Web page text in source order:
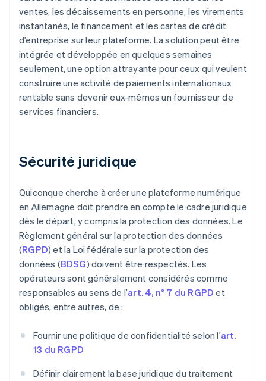
ventes, les décaissements en personne, les virements
instantanés, le financement et les cartes de crédit
d’entreprise sur leur plateforme. La solution peut être
intégrée et développée en quelques semaines
seulement, une option attrayante pour ceux qui veulent
construire une activité de paiements internationaux
rentable sans devenir eux-mêmes un fournisseur de
services financiers.
Sécurité juridique
Quiconque cherche à créer une plateforme numérique
en Allemagne doit prendre en compte le cadre juridique
dès le départ, y compris la protection des données. Le
Règlement général sur la protection des données
(RGPD) et la Loi fédérale sur la protection des
données (BDSG) doivent être respectés. Les
opérateurs sont généralement considérés comme
responsables au sens de l’art. 4, n° 7 du RGPD et
obligés, entre autres, de :
Fournir une politique de confidentialité selon l’art.
13 du RGPD
Définir clairement la base juridique du traitement